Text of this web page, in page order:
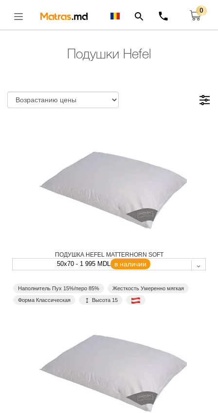
0
Подушки Hefel
ПОДУШКА HEFEL MATTERHORN SOFT
50x70 - 1 995 MDL в наличии
Наполнитель Пух 15%/перо 85%
Жесткость Умеренно мягкая
Форма Классическая
Высота 15